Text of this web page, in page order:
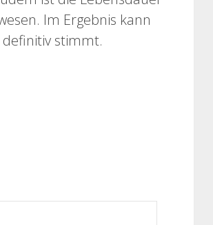
Im Ergebnis kann
definitiv stimmt.